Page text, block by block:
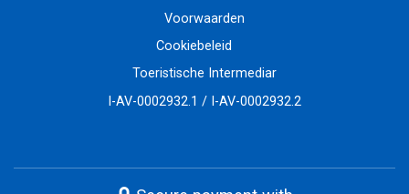
Voorwaarden
Cookiebeleid
Toeristische Intermediar
I-AV-0002932.1 / I-AV-0002932.2